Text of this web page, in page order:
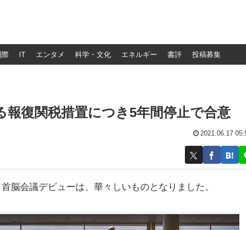
際 IT エンタメ 科学・文化 エネルギー 書評 投稿募集
報復関税措置につき5年間停止で合意
2021.06.17
脳会議デビューは、華々しいものとなりました。